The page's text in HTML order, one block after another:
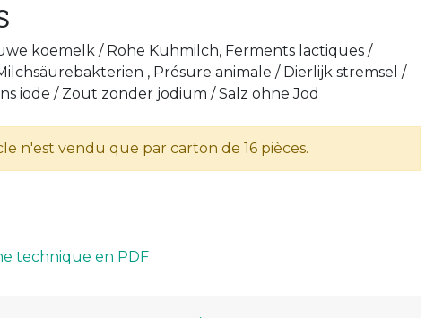
koemelk / Rohe Kuhmilch, Ferments lactiques /
, Présure animale / Dierlijk stremsel /
iode / Zout zonder jodium / Salz ohne Jod
n'est vendu que par carton de 16 pièces.
technique en PDF